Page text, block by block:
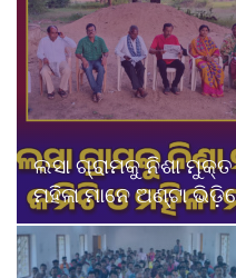
ଲସା ଗ୍ରାମକୁ ନିଶା
ମହିଳା ମାନେ ଅଣ୍ଟା